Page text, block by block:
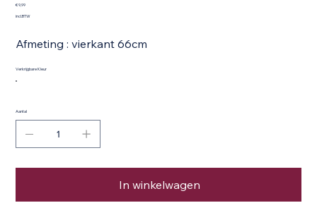
Prijs
€ 9,99
incl.BTW
Afmeting : vierkant 66cm
Verkrijgbare Kleur
Aantal
In winkelwagen